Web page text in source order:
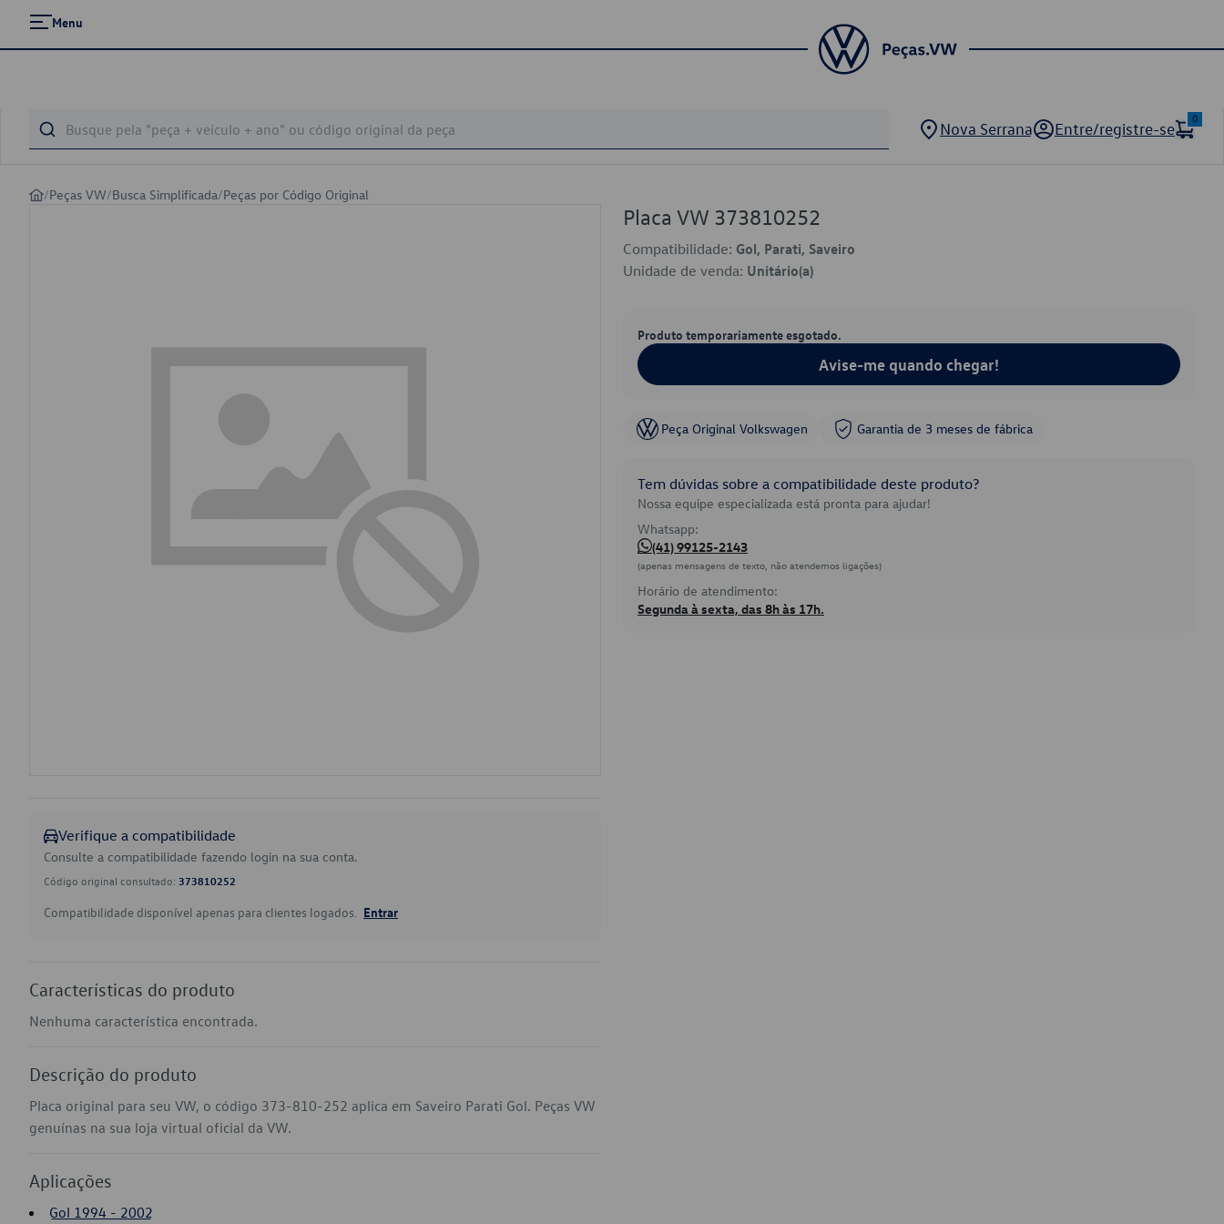
Menu
Nova Serrana Entre/registre-se
0
/Peças VW/Busca Simplificada/Peças por Código Original
Verifique a compatibilidade
Consulte a compatibilidade fazendo login na sua conta.
Código original consultado: 373810252
Compatibilidade disponível apenas para clientes logados. Entrar
Características do produto
Nenhuma característica encontrada.
Descrição do produto
Placa original para seu VW, o código 373-810-252 aplica em Saveiro Parati Gol. Peças VW
genuínas na sua loja virtual oficial da VW.
Aplicações
Gol 1994 - 2002
Placa VW 373810252
Compatibilidade: Gol, Parati, Saveiro
Unidade de venda: Unitário(a)
Produto temporariamente esgotado.
Avise-me quando chegar!
Peça Original Volkswagen Garantia de 3 meses de fábrica
Tem dúvidas sobre a compatibilidade deste produto?
Nossa equipe especializada está pronta para ajudar!
Whatsapp:
(41) 99125-2143
(apenas mensagens de texto, não atendemos ligações)
Horário de atendimento:
Segunda à sexta, das 8h às 17h.